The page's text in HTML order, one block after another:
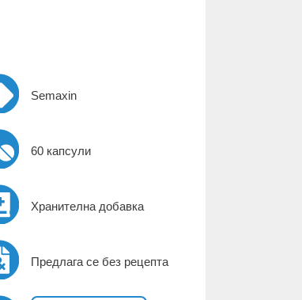
Semaxin
60 капсули
Хранителна добавка
Предлага се без рецепта